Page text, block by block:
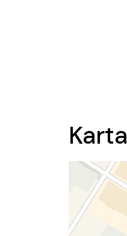
Karta